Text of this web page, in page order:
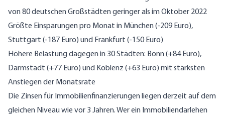
von 80 deutschen Großstädten geringer als im Oktober 2022
Größte Einsparungen pro Monat in München (-209 Euro),
Stuttgart (-187 Euro) und Frankfurt (-150 Euro)
Höhere Belastung dagegen in 30 Städten: Bonn (+84 Euro),
Darmstadt (+77 Euro) und Koblenz (+63 Euro) mit stärksten
Anstiegen der Monatsrate
Die Zinsen für Immobilienfinanzierungen liegen derzeit auf dem
gleichen Niveau wie vor 3 Jahren. Wer ein Immobiliendarlehen